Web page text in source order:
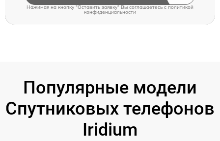
Нажимая на кнопку "Оставить заявку" Вы соглашаетесь c политикой
конфиденциальности
Популярные модели
Спутниковых телефонов
Iridium